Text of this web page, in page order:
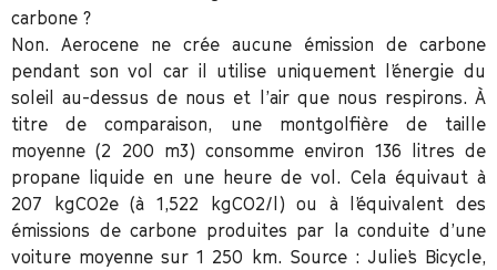
carbone ?
Non. Aerocene ne crée aucune émission de carbone
pendant son vol car il utilise uniquement l’énergie du
soleil au-dessus de nous et l’air que nous respirons. À
titre de comparaison, une montgolfière de taille
moyenne (2 200 m3) consomme environ 136 litres de
propane liquide en une heure de vol. Cela équivaut à
207 kgCO2e (à 1,522 kgCO2/l) ou à l’équivalent des
émissions de carbone produites par la conduite d’une
voiture moyenne sur 1 250 km. Source : Julie’s Bicycle,